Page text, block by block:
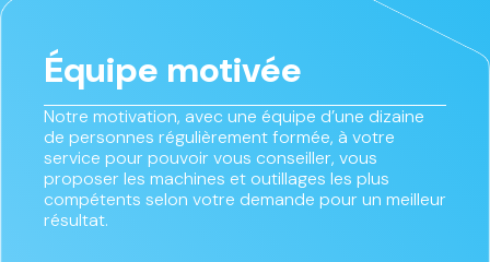
Équipe motivée
Notre motivation, avec une équipe d’une dizaine
de personnes régulièrement formée, à votre
service pour pouvoir vous conseiller, vous
proposer les machines et outillages les plus
compétents selon votre demande pour un meilleur
résultat.